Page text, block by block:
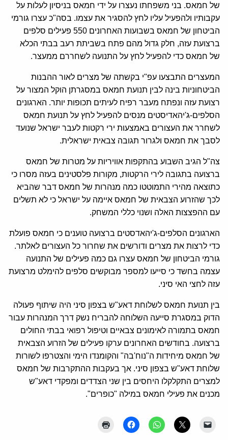
של חמאס. בני משפחתו נעצרו על ידי חמאס בניסיון לעלות על
עקבותיו ולהפעיל עליו לחץ להסגיר את עצמו. בסה"כ עצרו גורמי
הביטחון של חמאס בשבועות האחרונים 550 פעילים סלפים
ברצועת עזה, חלק גדול מהם פתח בשביתת רעב בבתי הכלא
של חמאס כדי להפעיל לחץ על התנועה לשחררם ממעצר.
המעצרים התבצעו עפ"י בקשתה של מצרים לאור ההבנות
הביטחוניות בינה לבין תנועת חמאס במסגרתן הוקל המצור על
רצועת עזה ונפתח מעבר רפיח לעיתים תכופות יותר. הארגונים
הסלפים-ג'יהאדיסטים מנסים להפעיל לחץ על תנועת חמאס
לשחרר את העצורים באמצעות ירי רקטות לעבר ישראל שנועד
לסבך את חמאס ולגרור תגובה צבאית ישראלית.
צה"ל הגיב השבוע בהתקפות אוויריות על מטרות של חמאס
ברצועה בתגובה לירי הרקטות, מקורות פלסטינים בעזה מסרו כי
כתוצאה מהירי התמוטטו כמה מנהרות של חמאס דבר שהביא
לכך שהזרוע הצבאית של חמאס איימה על ישראל כי לא תשלים
עם ההפצצות האלה ושנוי כללי המשחק.
הארגונים הסלפים-ג'יהאדסטים ברצועה טוענים כי חמאס פועלת
כדי לרצות את מצרים ודורשים את שחרור כל העצורים לאלתר.
גורמי הביטחון של חמאס עצרו גם כמה פעילים של התנועה
עצמה בחשד כי סייעו למספר מבוקשים סלפים להימלט מרצועת
עזה לחצי האי סיני.
בין תנועת חמאס לשלוחת דאע"ש בצפון סיני היה שיתוף פעולה
הדוק במסגרת סייעה השלוחה להבריח נשק דרך המנהרות עבור
חמאס בתמורה לאימונים צבאיים וטיפול רפואי בבתי החולים
ברצועה. בחודשים האחרונים ערקו פעילים של הזרוע הצבאית
של חמאס מיחידות ה"נוח'בה" והקומנדו הימי והצטרפו לשורות
שלוחת דאע"ש בצפון סיני. אך בעקבות ההתקרבות של חמאס
למצרים התקלקלו היחסים בין שני הצדדים ומפקדי דאע"ש
מכנים את פעילי חמאס במילה "כופרים".